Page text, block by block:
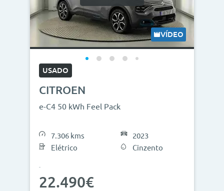
VÍDEO
USADO
CITROEN
e-C4 50 kWh Feel Pack
7.306 kms
Elétrico
2023
Cinzento
22.490€